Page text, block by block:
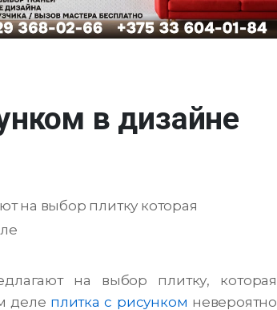
в дизайне
на выбор плитку которая
на выбор плитку, которая
деле плитка с рисунком невероятно